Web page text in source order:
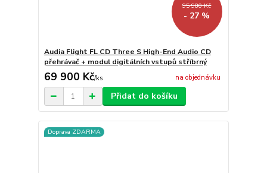
95 980 Kč
- 27 %
Audia Flight FL CD Three S High-End Audio CD
přehrávač + modul digitálních vstupů stříbrný
69 900 Kč/ks na objednávku
Přidat do košíku
Doprava ZDARMA